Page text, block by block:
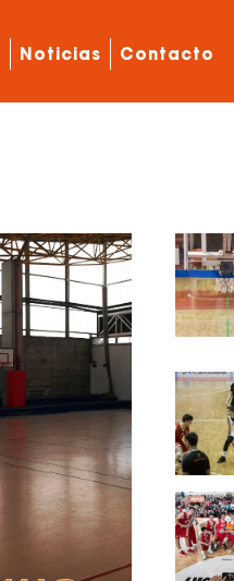
Noticias Contacto